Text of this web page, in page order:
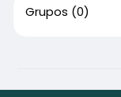
Grupos (0)